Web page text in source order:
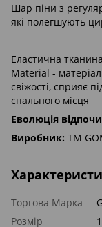
Шар піни з
які полегшують
Еластична
Material - матеріал
свіжості, сприяє
спального місця
Еволюція
Виробник: ТМ
Торгова Марка
Розмір